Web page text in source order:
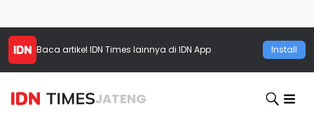
Baca artikel IDN Times lainnya di IDN App Install
JATENG